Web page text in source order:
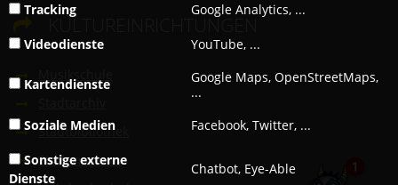
KULTUREINRICHTUNGEN
Stadtbibliothek
Stadtmuseum
Tracking Google Analytics, ...
Videodienste YouTube, ...
Kartendienste
Google Maps, OpenStreetMaps,
...
Soziale Medien
Facebook, Twitter, ...
Sonstige externe
Dienste
Chatbot, Eye-Able